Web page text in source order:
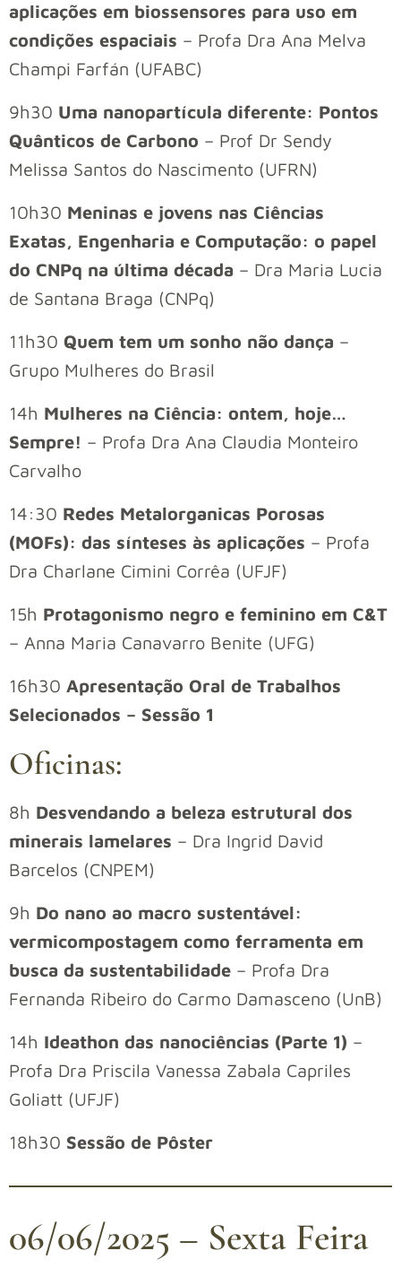
aplicações em biossensores para uso em
condições espaciais – Profa Dra Ana Melva
Champi Farfán (UFABC)
9h30 Uma nanopartícula diferente: Pontos
Quânticos de Carbono – Prof Dr Sendy
Melissa Santos do Nascimento (UFRN)
10h30 Meninas e jovens nas Ciências
Exatas, Engenharia e Computação: o papel
do CNPq na última década – Dra Maria Lucia
de Santana Braga (CNPq)
11h30 Quem tem um sonho não dança –
Grupo Mulheres do Brasil
14h Mulheres na Ciência: ontem, hoje…
Sempre! – Profa Dra Ana Claudia Monteiro
Carvalho
14:30 Redes Metalorganicas Porosas
(MOFs): das sínteses às aplicações – Profa
Dra Charlane Cimini Corrêa (UFJF)
15h Protagonismo negro e feminino em C&T
– Anna Maria Canavarro Benite (UFG)
16h30 Apresentação Oral de Trabalhos
Selecionados – Sessão 1
Oficinas:
8h Desvendando a beleza estrutural dos
minerais lamelares – Dra Ingrid David
Barcelos (CNPEM)
9h Do nano ao macro sustentável:
vermicompostagem como ferramenta em
busca da sustentabilidade – Profa Dra
Fernanda Ribeiro do Carmo Damasceno (UnB)
14h Ideathon das nanociências (Parte 1) –
Profa Dra Priscila Vanessa Zabala Capriles
Goliatt (UFJF)
18h30 Sessão de Pôster
06/06/2025 – Sexta Feira